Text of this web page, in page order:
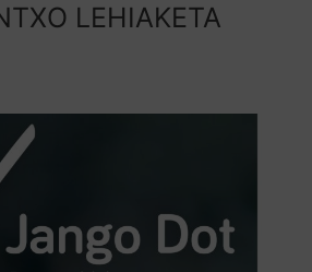
LEHIAKETA